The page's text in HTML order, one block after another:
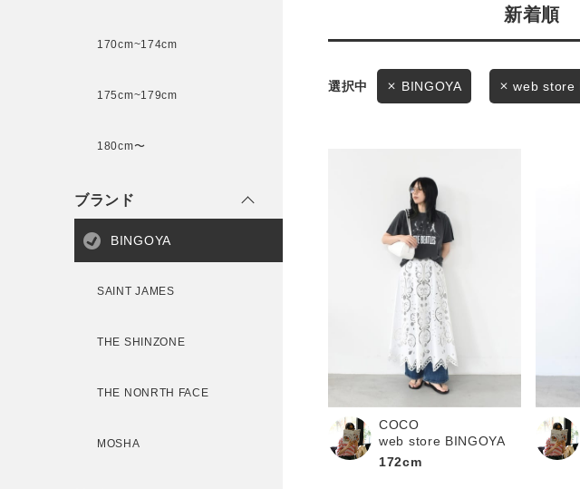
条
カ
ス
ブ
お
ご
ギ
お
この
170cm~174cm
175cm~179cm
180cm〜
ブランド
BINGOYA
SAINT JAMES
THE SHINZONE
THE NONRTH FACE
MOSHA
新着順
BINGOYA web store
COCO
web store BINGOYA
172cm